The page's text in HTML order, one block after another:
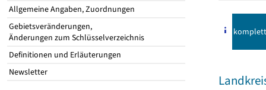
Allgemeine Angaben, Zuordnungen
Gebietsveränderungen,
Änderungen zum Schlüsselverzeichnis
Definitionen und Erläuterungen
Newsletter
komplett